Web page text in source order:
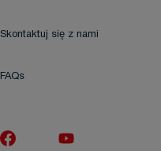
Skontaktuj się z nami
FAQs